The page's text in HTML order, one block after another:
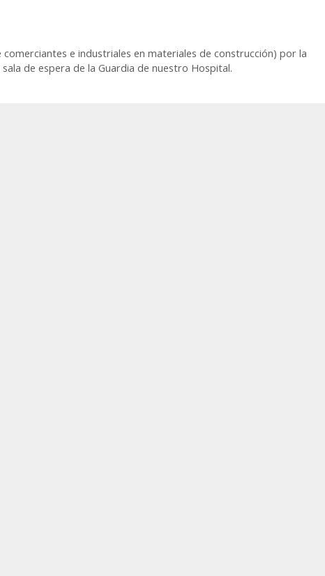
comerciantes e industriales en materiales de construcción) por la
de espera de la Guardia de nuestro Hospital.